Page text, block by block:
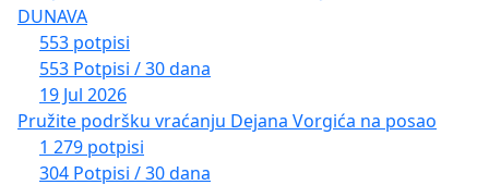
DUNAVA
553 potpisi
553 Potpisi / 30 dana
19 Jul 2026
Pružite podršku vraćanju Dejana Vorgića na posao
1 279 potpisi
304 Potpisi / 30 dana